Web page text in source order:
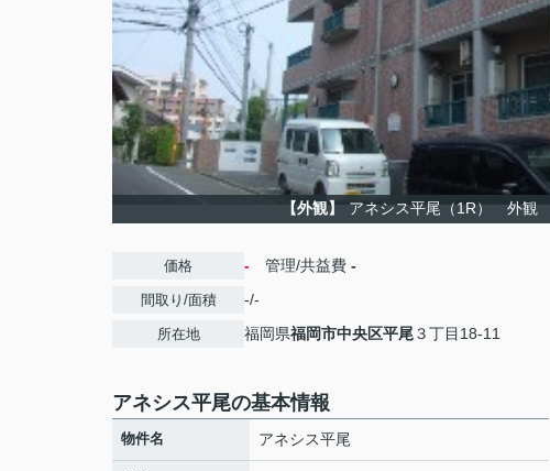
【外観】 アネシス平尾（1R） 外観
価格 - 管理/共益費 -
間取り/面積 -/-
所在地 福岡県福岡市中央区平尾３丁目18-11
アネシス平尾の基本情報
物件名 アネシス平尾